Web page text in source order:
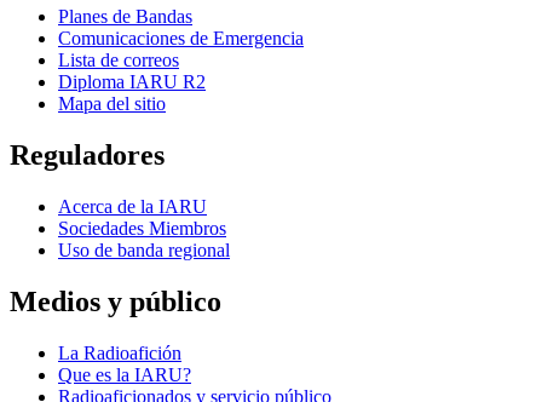
Planes de Bandas
Comunicaciones de Emergencia
Lista de correos
Diploma IARU R2
Mapa del sitio
Reguladores
Acerca de la IARU
Sociedades Miembros
Uso de banda regional
Medios y público
La Radioafición
Que es la IARU?
Radioaficionados y servicio público